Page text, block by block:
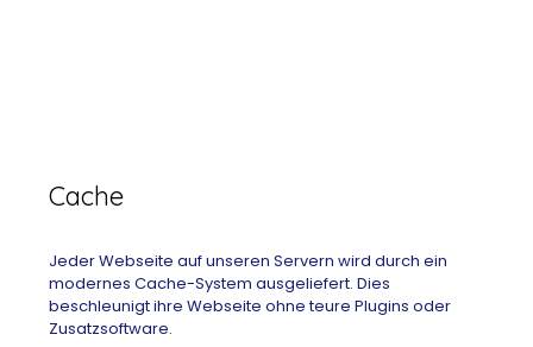
Cache
Jeder Webseite auf unseren Servern wird durch ein
modernes Cache-System ausgeliefert. Dies
beschleunigt ihre Webseite ohne teure Plugins oder
Zusatzsoftware.